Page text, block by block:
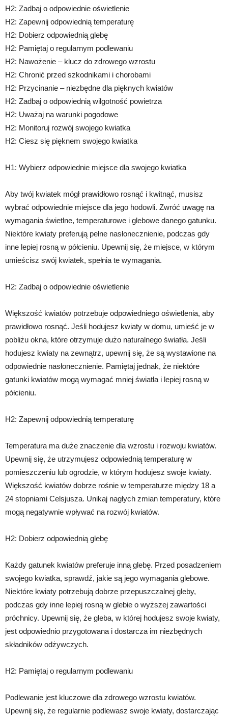
H2: Zadbaj o odpowiednie oświetlenie
H2: Zapewnij odpowiednią temperaturę
H2: Dobierz odpowiednią glebę
H2: Pamiętaj o regularnym podlewaniu
H2: Nawożenie – klucz do zdrowego wzrostu
H2: Chronić przed szkodnikami i chorobami
H2: Przycinanie – niezbędne dla pięknych kwiatów
H2: Zadbaj o odpowiednią wilgotność powietrza
H2: Uważaj na warunki pogodowe
H2: Monitoruj rozwój swojego kwiatka
H2: Ciesz się pięknem swojego kwiatka
H1: Wybierz odpowiednie miejsce dla swojego kwiatka
Aby twój kwiatek mógł prawidłowo rosnąć i kwitnąć, musisz
wybrać odpowiednie miejsce dla jego hodowli. Zwróć uwagę na
wymagania świetlne, temperaturowe i glebowe danego gatunku.
Niektóre kwiaty preferują pełne nasłonecznienie, podczas gdy
inne lepiej rosną w półcieniu. Upewnij się, że miejsce, w którym
umieścisz swój kwiatek, spełnia te wymagania.
H2: Zadbaj o odpowiednie oświetlenie
Większość kwiatów potrzebuje odpowiedniego oświetlenia, aby
prawidłowo rosnąć. Jeśli hodujesz kwiaty w domu, umieść je w
pobliżu okna, które otrzymuje dużo naturalnego światła. Jeśli
hodujesz kwiaty na zewnątrz, upewnij się, że są wystawione na
odpowiednie nasłonecznienie. Pamiętaj jednak, że niektóre
gatunki kwiatów mogą wymagać mniej światła i lepiej rosną w
półcieniu.
H2: Zapewnij odpowiednią temperaturę
Temperatura ma duże znaczenie dla wzrostu i rozwoju kwiatów.
Upewnij się, że utrzymujesz odpowiednią temperaturę w
pomieszczeniu lub ogrodzie, w którym hodujesz swoje kwiaty.
Większość kwiatów dobrze rośnie w temperaturze między 18 a
24 stopniami Celsjusza. Unikaj nagłych zmian temperatury, które
mogą negatywnie wpływać na rozwój kwiatów.
H2: Dobierz odpowiednią glebę
Każdy gatunek kwiatów preferuje inną glebę. Przed posadzeniem
swojego kwiatka, sprawdź, jakie są jego wymagania glebowe.
Niektóre kwiaty potrzebują dobrze przepuszczalnej gleby,
podczas gdy inne lepiej rosną w glebie o wyższej zawartości
próchnicy. Upewnij się, że gleba, w której hodujesz swoje kwiaty,
jest odpowiednio przygotowana i dostarcza im niezbędnych
składników odżywczych.
H2: Pamiętaj o regularnym podlewaniu
Podlewanie jest kluczowe dla zdrowego wzrostu kwiatów.
Upewnij się, że regularnie podlewasz swoje kwiaty, dostarczając